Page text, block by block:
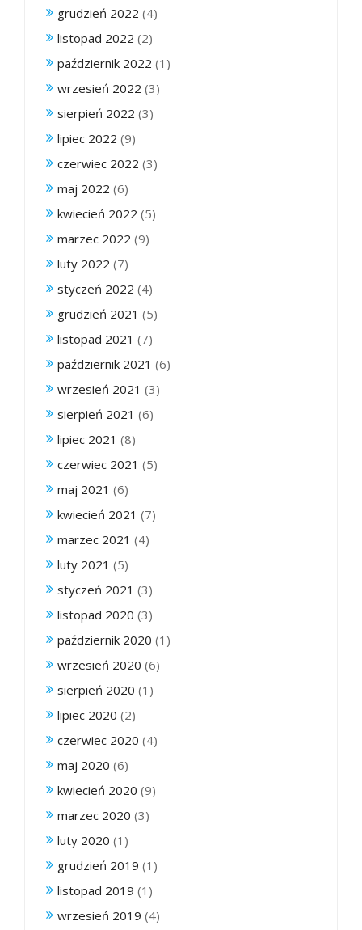
grudzień 2022 (4)
listopad 2022 (2)
październik 2022 (1)
wrzesień 2022 (3)
sierpień 2022 (3)
lipiec 2022 (9)
czerwiec 2022 (3)
maj 2022 (6)
kwiecień 2022 (5)
marzec 2022 (9)
luty 2022 (7)
styczeń 2022 (4)
grudzień 2021 (5)
listopad 2021 (7)
październik 2021 (6)
wrzesień 2021 (3)
sierpień 2021 (6)
lipiec 2021 (8)
czerwiec 2021 (5)
maj 2021 (6)
kwiecień 2021 (7)
marzec 2021 (4)
luty 2021 (5)
styczeń 2021 (3)
listopad 2020 (3)
październik 2020 (1)
wrzesień 2020 (6)
sierpień 2020 (1)
lipiec 2020 (2)
czerwiec 2020 (4)
maj 2020 (6)
kwiecień 2020 (9)
marzec 2020 (3)
luty 2020 (1)
grudzień 2019 (1)
listopad 2019 (1)
wrzesień 2019 (4)